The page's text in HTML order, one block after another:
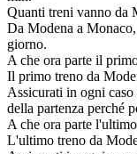
Quanti treni vanno da
Da Modena a
giorno.
A che ora parte il
Il primo treno da
Assicurati in ogni
della partenza perché
A che ora parte
L'ultimo treno da